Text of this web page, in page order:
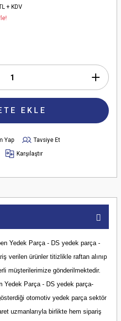
+ KDV
EKLE
Yap
Tavsiye Et
Karşılaştır
Yedek Parça - DS yedek parça -
verilen ürünler titizlikle raftan alınıp
müşterilerimize gönderilmektedir.
Yedek Parça - DS yedek parça-
otomotiv yedek parça sektör
uzmanlarıyla birlikte hem sipariş